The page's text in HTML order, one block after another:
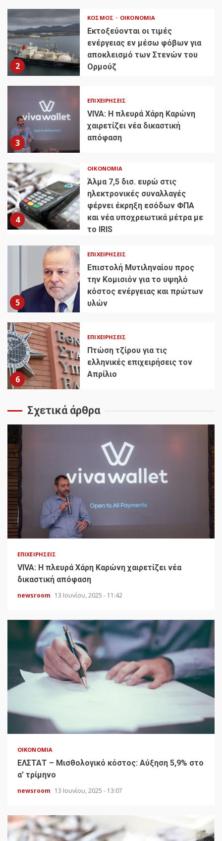
2
ΚΌΣΜΟΣ ΟΙΚΟΝΟΜΊΑ
Εκτοξεύονται οι τιμές
ενέργειας εν μέσω φόβων για
αποκλεισμό των Στενών του
Ορμούζ
3
ΕΠΙΧΕΙΡΉΣΕΙΣ
VIVA: Η πλευρά Χάρη Καρώνη
χαιρετίζει νέα δικαστική
απόφαση
4
ΟΙΚΟΝΟΜΊΑ
Άλμα 7,5 δισ. ευρώ στις
ηλεκτρονικές συναλλαγές
φέρνει έκρηξη εσόδων ΦΠΑ
και νέα υποχρεωτικά μέτρα με
το IRIS
5
ΕΠΙΧΕΙΡΉΣΕΙΣ
Επιστολή Μυτιληναίου προς
την Κομισιόν για το υψηλό
κόστος ενέργειας και πρώτων
υλών
6
ΕΠΙΧΕΙΡΉΣΕΙΣ
Πτώση τζίρου για τις
ελληνικές επιχειρήσεις τον
Απρίλιο
Σχετικά άρθρα
ΕΠΙΧΕΙΡΉΣΕΙΣ
VIVA: Η πλευρά Χάρη Καρώνη χαιρετίζει νέα
δικαστική απόφαση
newsroom 13 Ιουνίου, 2025 - 11:42
ΟΙΚΟΝΟΜΊΑ
ΕΛΣΤΑΤ – Μισθολογικό κόστος: Αύξηση 5,9% στο
α’ τρίμηνο
newsroom 13 Ιουνίου, 2025 - 13:07